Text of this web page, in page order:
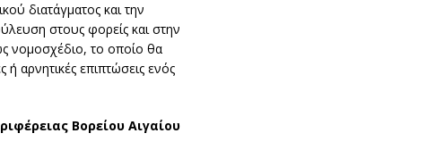
διατάγματος και την
στους φορείς και στην
νομοσχέδιο, το οποίο θα
αρνητικές επιπτώσεις ενός
Βορείου Αιγαίου